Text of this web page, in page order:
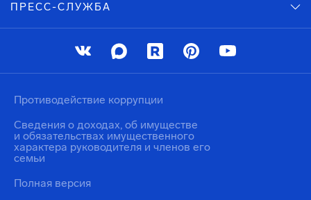
ПРЕСС-СЛУЖБА
Противодействие коррупции
Сведения о доходах, об имуществе
и обязательствах имущественного
характера руководителя и членов его
семьи
Полная версия